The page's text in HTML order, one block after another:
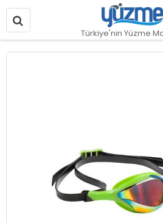
Türkiye'nin Yüzme
Resim